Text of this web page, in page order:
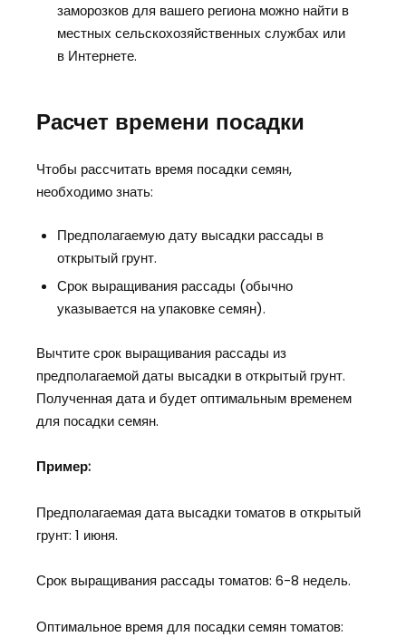
заморозков для вашего региона можно найти в
местных сельскохозяйственных службах или
в Интернете.
Расчет времени посадки
Чтобы рассчитать время посадки семян,
необходимо знать:
Предполагаемую дату высадки рассады в
открытый грунт.
Срок выращивания рассады (обычно
указывается на упаковке семян).
Вычтите срок выращивания рассады из
предполагаемой даты высадки в открытый грунт.
Полученная дата и будет оптимальным временем
для посадки семян.
Пример:
Предполагаемая дата высадки томатов в открытый
грунт: 1 июня.
Срок выращивания рассады томатов: 6-8 недель.
Оптимальное время для посадки семян томатов: